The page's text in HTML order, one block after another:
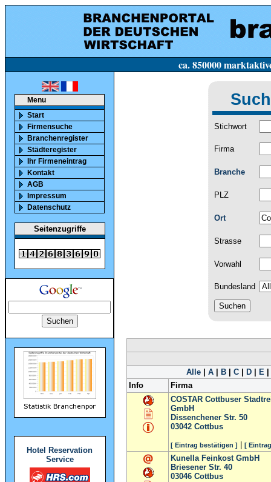
ca. 850000 marktaktive Firmen in
Menu
Start
Firmensuche
Branchenregister
Städteregister
Ihr Firmeneintrag
Kontakt
AGB
Impressum
Datenschutz
Seitenzugriffe
Hotel Reservation
Service
Stichwort
Firma
Branche
PLZ
Ort
Strasse
Vorwahl
Bundesland
Alle| A| B| C| D| E|
Info
Firma
COSTAR Cottbuser
GmbH
Dissenchener Str. 50
03042 Cottbus
[ Eintrag bestätigen ] [
Kunella Feinkost GmbH
Briesener Str. 40
03046 Cottbus